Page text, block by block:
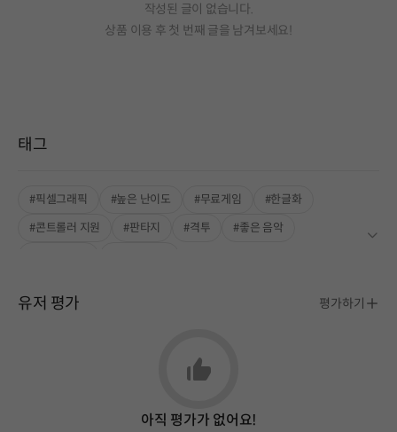
작성된 글이 없습니다.
상품 이용 후 첫 번째 글을 남겨보세요!
태그
#픽셀그래픽 #높은 난이도 #무료게임
#한글화
#콘트롤러 지원
#판타지 #격투
#좋은 음악
유저 평가 평가하기
아직 평가가 없어요!